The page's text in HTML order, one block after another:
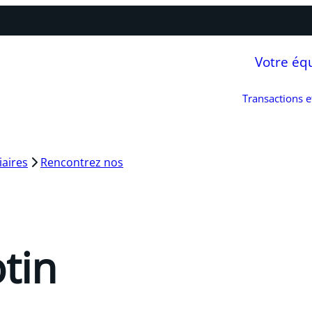
Votre
Transactions
Rencontrez nos